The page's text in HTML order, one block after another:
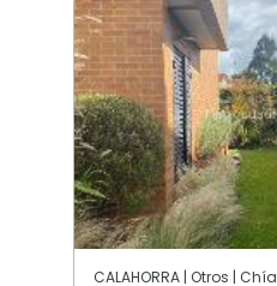
CALAHORRA | Otros | Chía